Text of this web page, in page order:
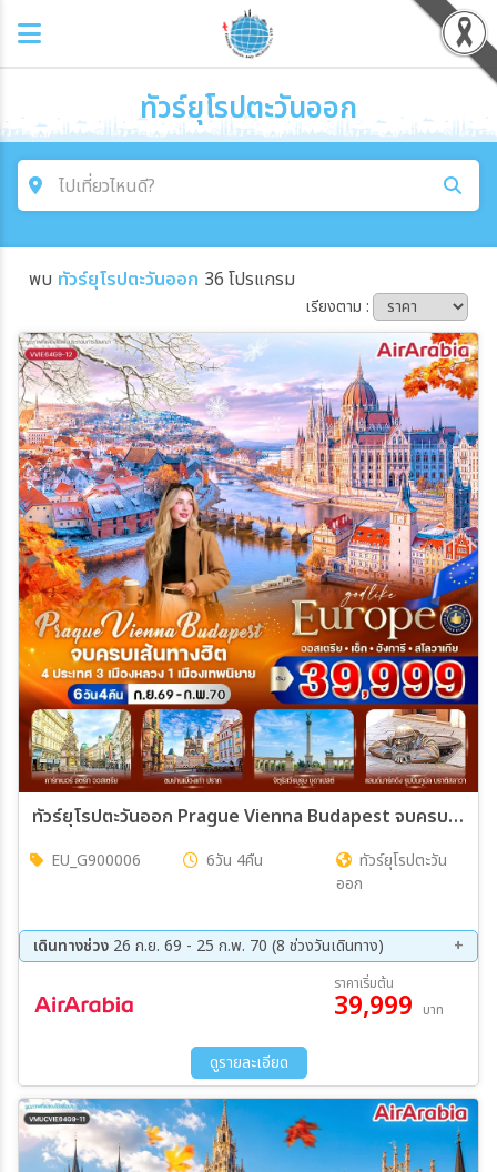
ทัวร์ยุโรปตะวันออก
ไปเที่ยวไหนดี?
ค้นหาโปรแกรมทัวร์
โซน
ประเทศ
เมือง
สายการบิน
ตั้งแต่วันที่
ถึงวันที่
เฉพาะเดือน
เฉพาะเทศกาล
ระหว่าง
ค้นหา
พบ ทัวร์ยุโรปตะวันออก 36 โปรแกรม
เรียงตาม :
ทัวร์ยุโรปตะวันออก Prague Vienna Budapest จบครบเส้นทางฮิต ออสเตรีย - เช็ก - ฮังการี - สโลวาเกีย 6วัน 4คืน (G9)
EU_G900006 6วัน 4คืน
ทัวร์ยุโรปตะวัน
ออก
เดินทางช่วง 26 ก.ย. 69 - 25 ก.พ. 70 (8 ช่วงวันเดินทาง)
10 ต.ค. 69 - 15 ต.ค. 69
17 ต.ค. 69 - 22 ต.ค. 69
24 ต.ค. 69 - 29 ต.ค. 69
05 ธ.ค. 69 - 10 ธ.ค. 69
20 ก.พ. 70 - 25 ก.พ. 70
ราคาเริ่มต้น
39,999 บาท
ดูรายละเอียด